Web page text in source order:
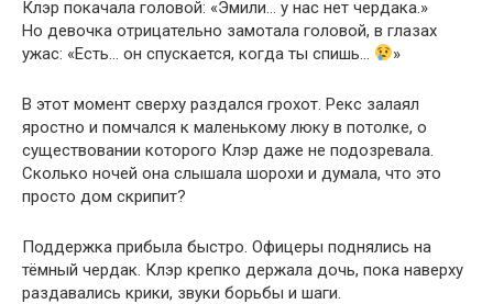
Клэр покачала головой: «Эмили… у нас нет чердака.»
Но девочка отрицательно замотала головой, в глазах
ужас: «Есть… он спускается, когда ты спишь…
»
В этот момент сверху раздался грохот. Рекс залаял
яростно и помчался к маленькому люку в потолке, о
существовании которого Клэр даже не подозревала.
Сколько ночей она слышала шорохи и думала, что это
просто дом скрипит?
Поддержка прибыла быстро. Офицеры поднялись на
тёмный чердак. Клэр крепко держала дочь, пока наверху
раздавались крики, звуки борьбы и шаги.